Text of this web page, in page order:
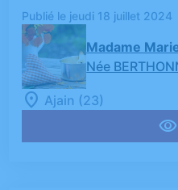
Publié le jeudi 18 juillet 2024
Madame
Née
Ajain (23)